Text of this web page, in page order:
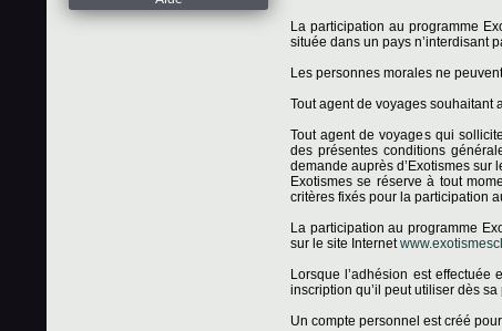
La participation au programme
située dans un pays n’interdisant
Les personnes morales ne
Tout agent de voyages souhaitant
Tout agent de voyages qui
des présentes conditions
demande auprès d’Exotismes sur
Exotismes se réserve à tout
critères fixés pour la participation
La participation au programme
sur le site Internet
Lorsque l’adhésion est
inscription qu’il peut utiliser dès
Un compte personnel est créé